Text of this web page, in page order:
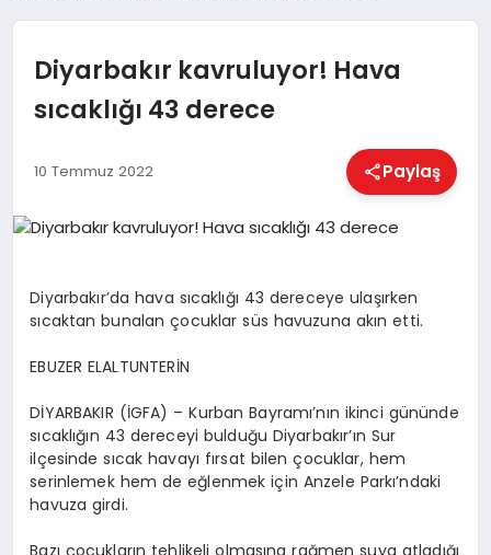
DÜNYA
HABERLER
MAGAZIN
Diyarbakır kavruluyor! Hava
sıcaklığı 43 derece
10 Temmuz 2022 Paylaş
Diyarbakır’da hava sıcaklığı 43 dereceye ulaşırken
sıcaktan bunalan çocuklar süs havuzuna akın etti.
EBUZER ELALTUNTERİN
DİYARBAKIR (İGFA) – Kurban Bayramı’nın ikinci gününde
sıcaklığın 43 dereceyi bulduğu Diyarbakır’ın Sur
ilçesinde sıcak havayı fırsat bilen çocuklar, hem
serinlemek hem de eğlenmek için Anzele Parkı’ndaki
havuza girdi.
Bazı çocukların tehlikeli olmasına rağmen suya atladığı